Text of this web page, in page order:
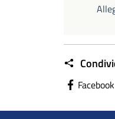
Facebook